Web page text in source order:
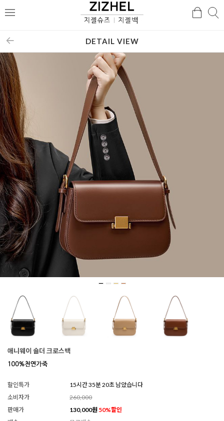
메
검
DETAIL VIEW
애니웨이 숄더 크로스백
할인특가
15시간 35분 17초 남았습니다
소비자가
260,000
판매가
130,000원 50%할인